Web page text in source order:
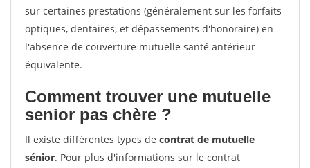
sur certaines prestations (généralement sur les forfaits
optiques, dentaires, et dépassements d'honoraire) en
l'absence de couverture mutuelle santé antérieur
équivalente.
Comment trouver une mutuelle
senior pas chère ?
Il existe différentes types de contrat de mutuelle
sénior. Pour plus d'informations sur le contrat